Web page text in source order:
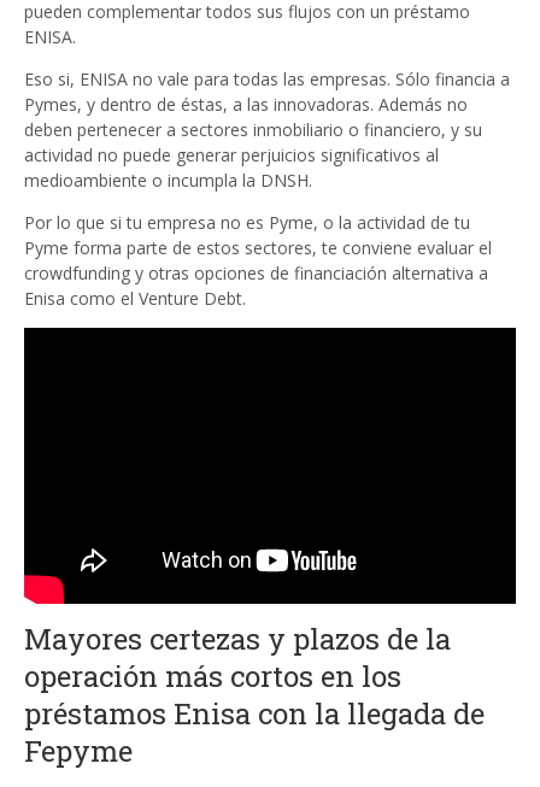
pueden complementar todos sus flujos con un préstamo
ENISA.
Eso si, ENISA no vale para todas las empresas. Sólo financia a
Pymes, y dentro de éstas, a las innovadoras. Además no
deben pertenecer a sectores inmobiliario o financiero, y su
actividad no puede generar perjuicios significativos al
medioambiente o incumpla la DNSH.
Por lo que si tu empresa no es Pyme, o la actividad de tu
Pyme forma parte de estos sectores, te conviene evaluar el
crowdfunding y otras opciones de financiación alternativa a
Enisa como el Venture Debt.
Mayores certezas y plazos de la
operación más cortos en los
préstamos Enisa con la llegada de
Fepyme